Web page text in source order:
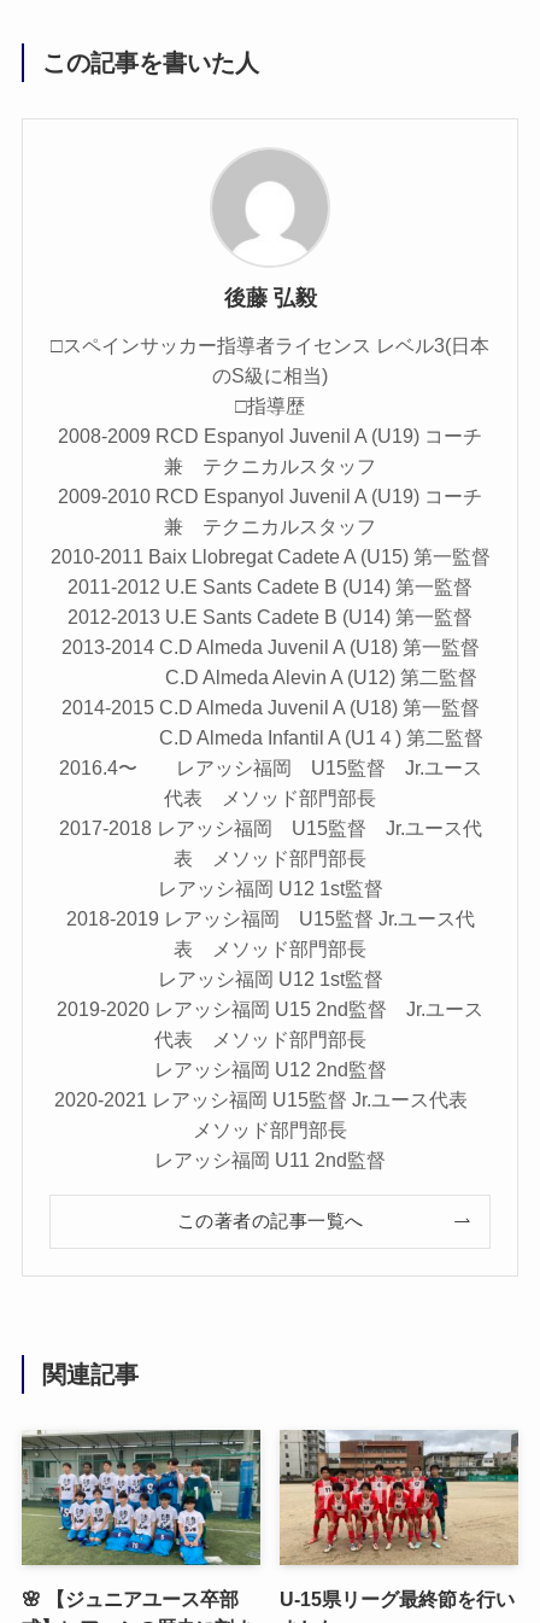
この記事を書いた人
後藤 弘毅
□スペインサッカー指導者ライセンス レベル3(日本
のS級に相当)
□指導歴
2008-2009 RCD Espanyol Juvenil A (U19) コーチ
兼 テクニカルスタッフ
2009-2010 RCD Espanyol Juvenil A (U19) コーチ
兼 テクニカルスタッフ
2010-2011 Baix Llobregat Cadete A (U15) 第一監督
2011-2012 U.E Sants Cadete B (U14) 第一監督
2012-2013 U.E Sants Cadete B (U14) 第一監督
2013-2014 C.D Almeda Juvenil A (U18) 第一監督
C.D Almeda Alevin A (U12) 第二監督
2014-2015 C.D Almeda Juvenil A (U18) 第一監督
C.D Almeda Infantil A (U1４) 第二監督
2016.4〜 レアッシ福岡 U15監督 Jr.ユース
代表 メソッド部門部長
2017-2018 レアッシ福岡 U15監督 Jr.ユース代
表 メソッド部門部長
レアッシ福岡 U12 1st監督
2018-2019 レアッシ福岡 U15監督 Jr.ユース代
表 メソッド部門部長
レアッシ福岡 U12 1st監督
2019-2020 レアッシ福岡 U15 2nd監督 Jr.ユース
代表 メソッド部門部長
レアッシ福岡 U12 2nd監督
2020-2021 レアッシ福岡 U15監督 Jr.ユース代表
メソッド部門部長
レアッシ福岡 U11 2nd監督
この著者の記事一覧へ
関連記事
🌸 【ジュニアユース卒部
U-15県リーグ最終節を行い